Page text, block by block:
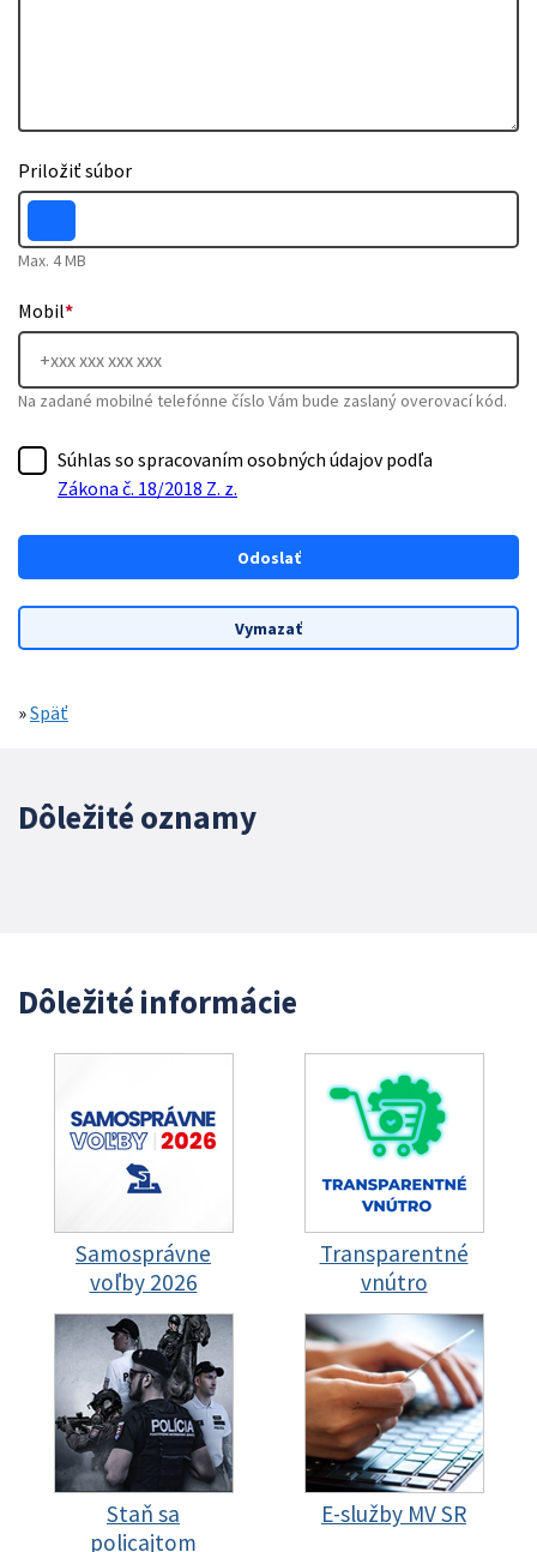
Priložiť súbor
Max. 4 MB
Mobil*
Na zadané mobilné telefónne číslo Vám bude zaslaný overovací kód.
Súhlas so spracovaním osobných údajov podľa
Zákona č. 18/2018 Z. z.
»Späť
Dôležité oznamy
Dôležité informácie
Samosprávne
voľby 2026
Transparentné
vnútro
Staň sa
policajtom
E-služby MV SR